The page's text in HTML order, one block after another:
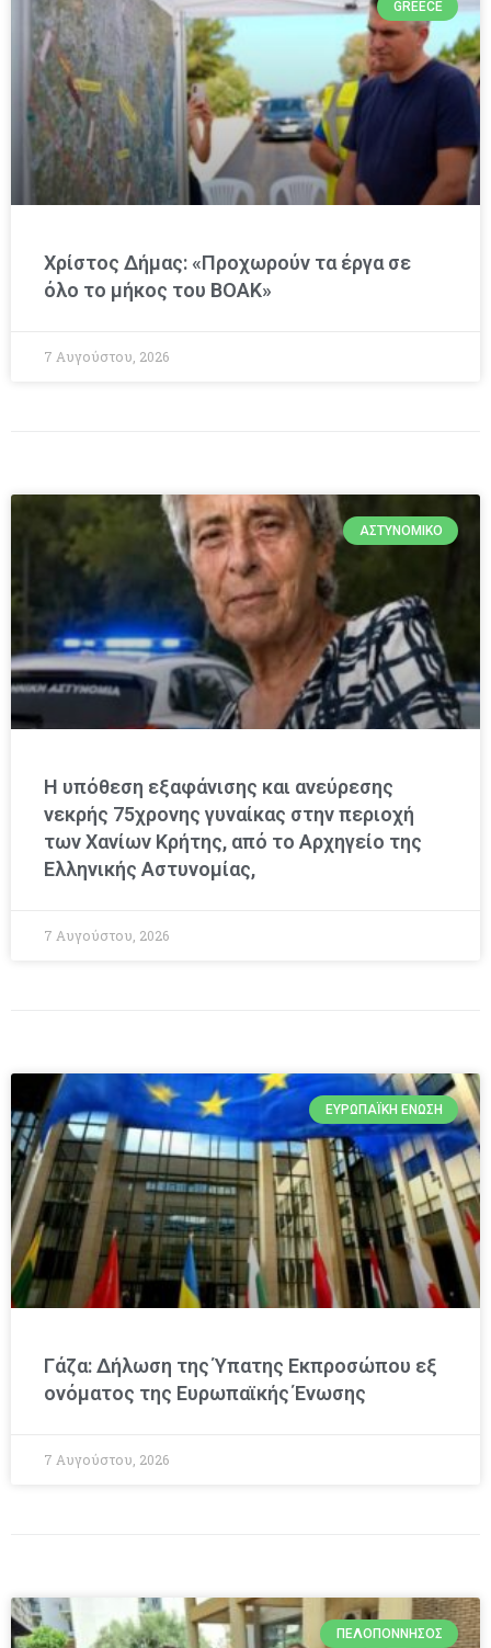
GREECE
Χρίστος Δήμας: «Προχωρούν τα έργα σε
όλο το μήκος του ΒΟΑΚ»
7 Αυγούστου, 2026
ΑΣΤΥΝΟΜΙΚΌ
Η υπόθεση εξαφάνισης και ανεύρεσης
νεκρής 75χρονης γυναίκας στην περιοχή
των Χανίων Κρήτης, από το Αρχηγείο της
Ελληνικής Αστυνομίας,
7 Αυγούστου, 2026
ΕΥΡΩΠΑΪΚΉ ΈΝΩΣΗ
Γάζα: Δήλωση της Ύπατης Εκπροσώπου εξ
ονόματος της Ευρωπαϊκής Ένωσης
7 Αυγούστου, 2026
ΠΕΛΟΠΌΝΝΗΣΟΣ